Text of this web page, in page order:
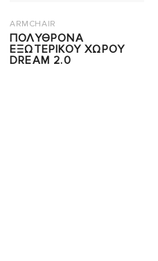
ARMCHAIR
ΠΟΛΥΘΡΟΝΑ
ΕΞΩΤΕΡΙΚΟΥ ΧΩΡΟΥ
DREAM 2.0